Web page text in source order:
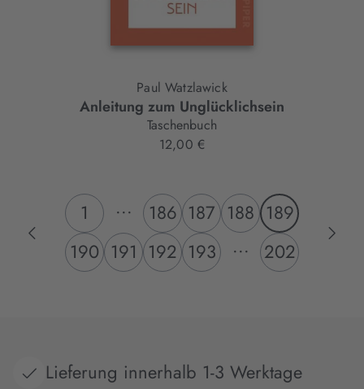
Paul Watzlawick
Anleitung zum Unglücklichsein
Taschenbuch
12,00 €
1 ... 186 187 188 189
190 191 192 193 ... 202
Lieferung innerhalb 1-3 Werktage